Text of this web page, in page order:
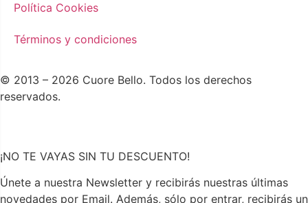
Política Cookies
Términos y condiciones
© 2013 – 2026 Cuore Bello. Todos los derechos
reservados.
¡NO TE VAYAS SIN TU DESCUENTO!
Únete a nuestra Newsletter y recibirás nuestras últimas
novedades por Email. Además, sólo por entrar, recibirás un